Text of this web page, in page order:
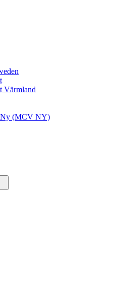
Värmland
Ny (MCV NY)